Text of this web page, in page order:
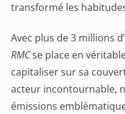
transformé les
Avec plus de 3 millions
RMCse place en
capitaliser sur sa
acteur incontournable,
émissions